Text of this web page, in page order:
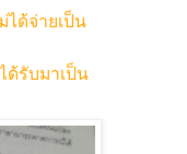
ได้จ่ายเป็น
ด้รับมาเป็น